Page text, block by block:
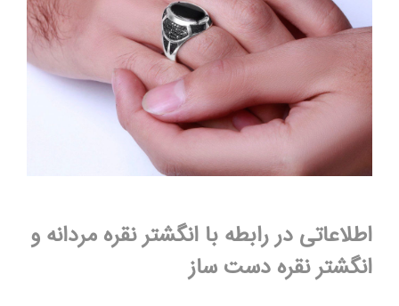
اطلاعاتی در رابطه با انگشتر نقره مردانه و
انگشتر نقره دست ساز